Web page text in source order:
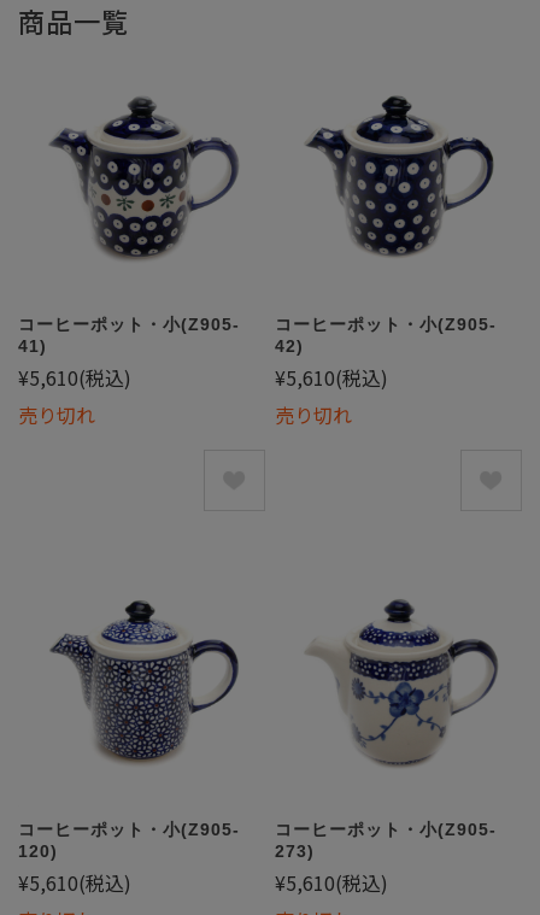
商品一覧
コーヒーポット・小(Z905-
41)
¥5,610(税込)
売り切れ
コーヒーポット・小(Z905-
42)
¥5,610(税込)
売り切れ
コーヒーポット・小(Z905-
120)
¥5,610(税込)
コーヒーポット・小(Z905-
273)
¥5,610(税込)